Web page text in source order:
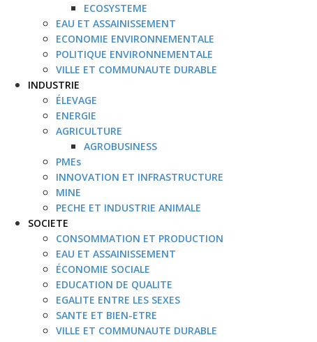
ECOSYSTEME
EAU ET ASSAINISSEMENT
ECONOMIE ENVIRONNEMENTALE
POLITIQUE ENVIRONNEMENTALE
VILLE ET COMMUNAUTE DURABLE
INDUSTRIE
ÉLEVAGE
ENERGIE
AGRICULTURE
AGROBUSINESS
PMEs
INNOVATION ET INFRASTRUCTURE
MINE
PECHE ET INDUSTRIE ANIMALE
SOCIETE
CONSOMMATION ET PRODUCTION
EAU ET ASSAINISSEMENT
ÉCONOMIE SOCIALE
EDUCATION DE QUALITE
EGALITE ENTRE LES SEXES
SANTE ET BIEN-ETRE
VILLE ET COMMUNAUTE DURABLE